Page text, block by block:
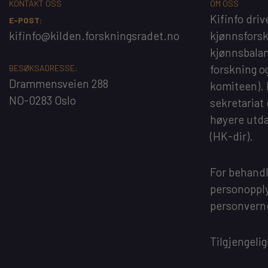
KONTAKT OSS
E-POST:
kifinfo@kilden.forskningsradet.no
BESØKSADRESSE:
Drammensveien 288
NO-0283 Oslo
OM OSS
Kifinfo
forskning
komiteen).
sekretariat
høyere
(HK-dir).
For